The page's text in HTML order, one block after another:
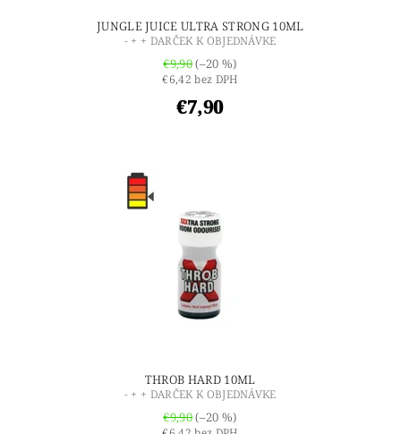
JUNGLE JUICE ULTRA STRONG 10ML
- + + DARČEK K OBJEDNÁVKE
€9,90(–20 %)
€6,42 bez DPH
€7,90
THROB HARD 10ML
- + + DARČEK K OBJEDNÁVKE
€9,90(–20 %)